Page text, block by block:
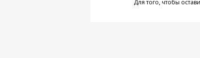
Для того, чтобы